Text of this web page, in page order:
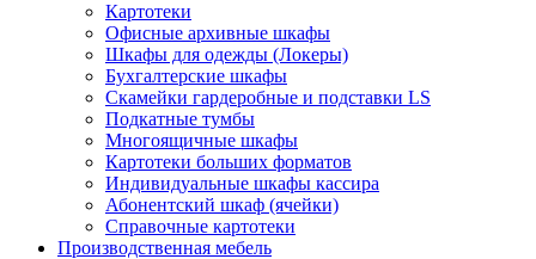
Картотеки
Офисные архивные шкафы
Шкафы для одежды (Локеры)
Бухгалтерские шкафы
Скамейки гардеробные и подставки LS
Подкатные тумбы
Многоящичные шкафы
Картотеки больших форматов
Индивидуальные шкафы кассира
Абонентский шкаф (ячейки)
Справочные картотеки
Производственная мебель